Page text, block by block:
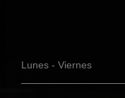
Lunes - Viernes